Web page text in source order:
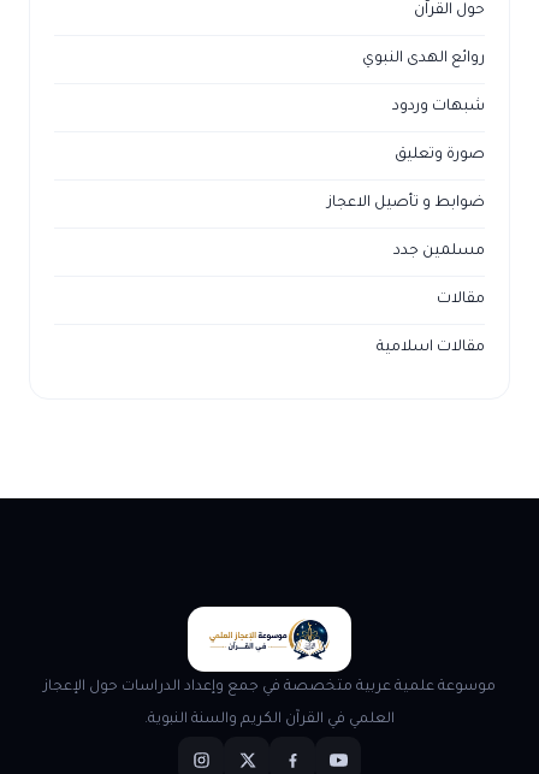
حول القراّن
روائع الهدى النبوي
شبهات وردود
صورة وتعليق
ضوابط و تأصيل الاعجاز
مسلمين جدد
مقالات
مقالات اسلامية
موسوعة علمية عربية متخصصة في جمع وإعداد الدراسات حول الإعجاز
العلمي في القرآن الكريم والسنة النبوية.